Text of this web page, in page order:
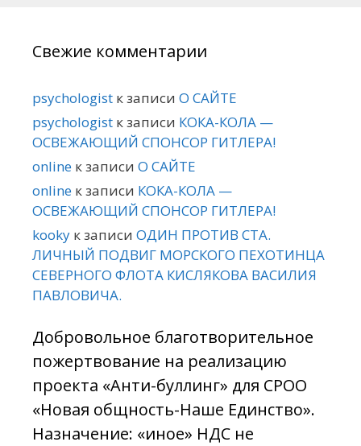
Свежие комментарии
psychologist к записи О САЙТЕ
psychologist к записи КОКА-КОЛА —
ОСВЕЖАЮЩИЙ СПОНСОР ГИТЛЕРА!
online к записи О САЙТЕ
online к записи КОКА-КОЛА —
ОСВЕЖАЮЩИЙ СПОНСОР ГИТЛЕРА!
kooky к записи ОДИН ПРОТИВ СТА.
ЛИЧНЫЙ ПОДВИГ МОРСКОГО ПЕХОТИНЦА
СЕВЕРНОГО ФЛОТА КИСЛЯКОВА ВАСИЛИЯ
ПАВЛОВИЧА.
Добровольное благотворительное
пожертвование на реализацию
проекта «Анти-буллинг» для СРОО
«Новая общность-Наше Единство».
Назначение: «иное» НДС не